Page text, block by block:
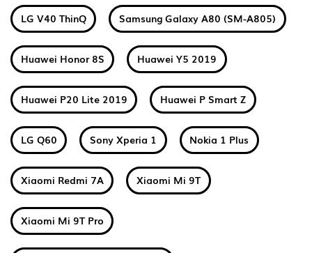
LG V40 ThinQ Samsung Galaxy A80 (SM-A805)
Huawei Honor 8S Huawei Y5 2019
Huawei P20 Lite 2019 Huawei P Smart Z
LG Q60 Sony Xperia 1 Nokia 1 Plus
Xiaomi Redmi 7A Xiaomi Mi 9T
Xiaomi Mi 9T Pro